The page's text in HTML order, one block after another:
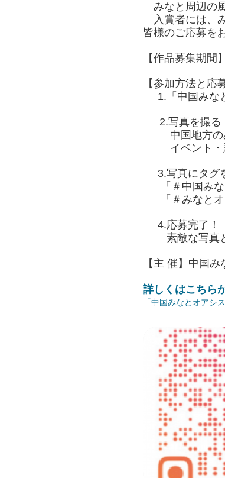
みなと周辺の
入賞者には、
皆様のご応募を
【作品募集期
【参加方法と応
1.「中国みな
2.写真を撮る
中国地方のみ
イベント・賑
3.写真にタグ
「＃中国みな
「＃みなとオ
4.応募完了！
素敵な写真と
【主 催】中国
詳しくはこちら
「中国みなとオア